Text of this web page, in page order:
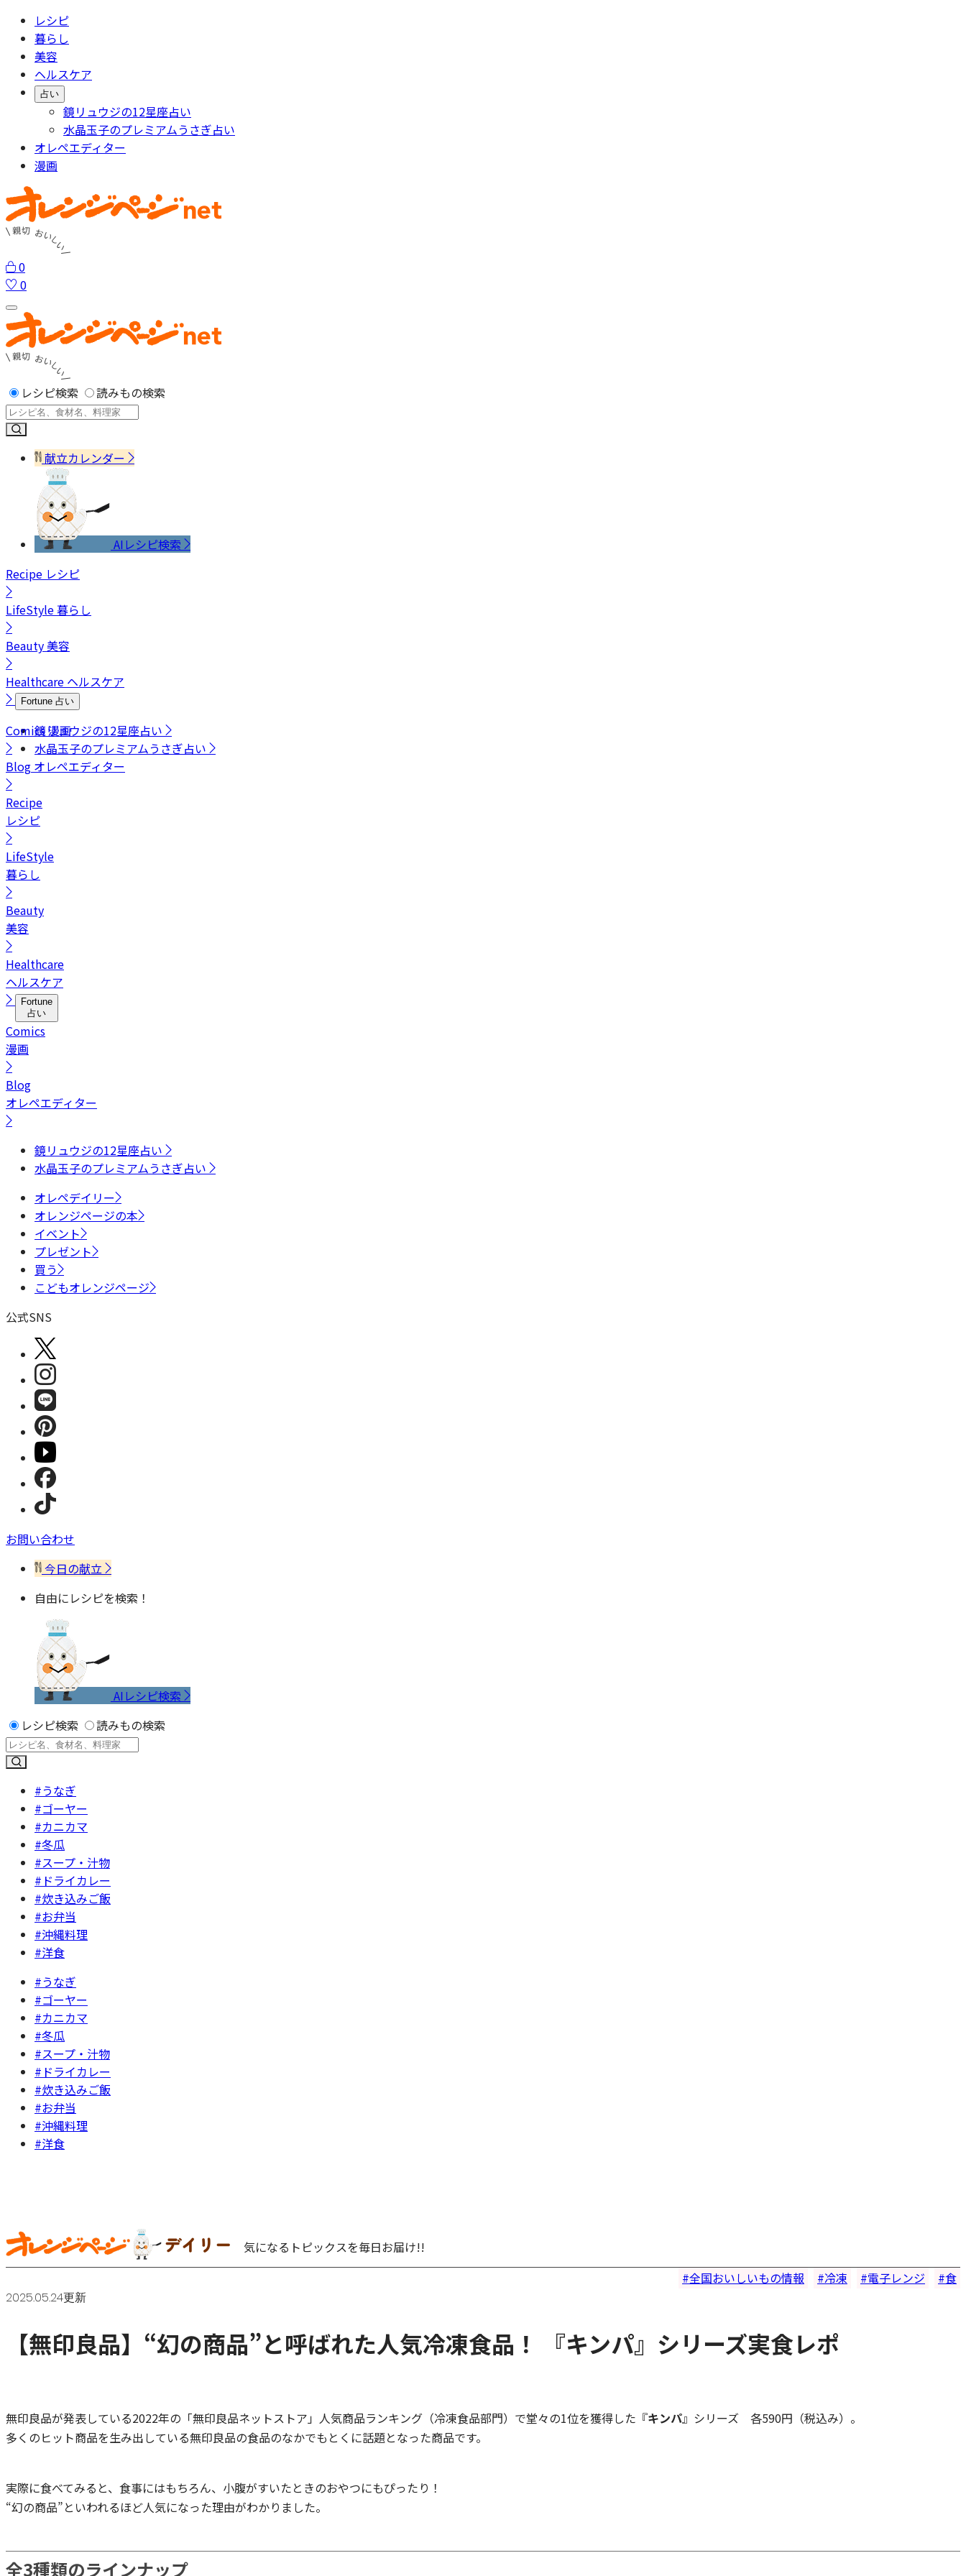
レシピ
暮らし
美容
ヘルスケア
占い
鏡リュウジの12星座占い
水晶玉子のプレミアムうさぎ占い
オレペエディター
漫画
0
0
レシピ検索 読みもの検索
献立カレンダー
AIレシピ検索
Recipe レシピ
LifeStyle暮らし
Beauty美容
Healthcare ヘルスケア
Fortune 占い
鏡リュウジの12星座占い
水晶玉子のプレミアムうさぎ占い
Comics漫画
Blog オレペエディター
Recipe
レシピ
LifeStyle
暮らし
Beauty
美容
Healthcare
ヘルスケア
Fortune
占い
Comics
漫画
Blog
オレペエディター
鏡リュウジの12星座占い
水晶玉子のプレミアムうさぎ占い
オレペデイリー
オレンジページの本
イベント
プレゼント
買う
こどもオレンジページ
公式SNS
お問い合わせ
今日の献立
自由にレシピを検索！
AIレシピ検索
レシピ検索
読みもの検索
#うなぎ
#ゴーヤー
#カニカマ
#冬瓜
#スープ・汁物
#ドライカレー
#炊き込みご飯
#お弁当
#沖縄料理
#洋食
#うなぎ
#ゴーヤー
#カニカマ
#冬瓜
#スープ・汁物
#ドライカレー
#炊き込みご飯
#お弁当
#沖縄料理
#洋食
気になるトピックスを毎日お届け!!
全国おいしいもの情報
冷凍 電子レンジ 食
2025.05.24更新
【無印良品】“幻の商品”と呼ばれた人気冷凍食品！ 『キンパ』シリーズ実食レポ
無印良品が発表している2022年の「無印良品ネットストア」人気商品ランキング（冷凍食品部門）で堂々の1位を獲得した『キンパ』シリーズ 各590円（税込み）。
多くのヒット商品を生み出している無印良品の食品のなかでもとくに話題となった商品です。
実際に食べてみると、食事にはもちろん、小腹がすいたときのおやつにもぴったり！
“幻の商品”といわれるほど人気になった理由がわかりました。
全3種類のラインナップ